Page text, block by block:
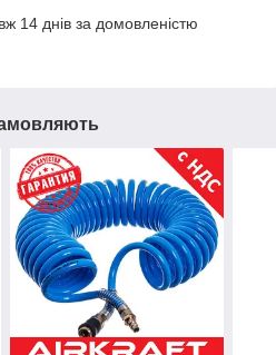
14 днів за домовленістю